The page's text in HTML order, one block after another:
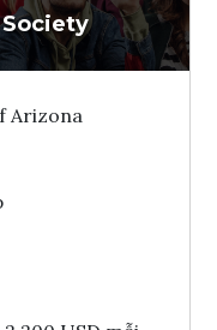
Society
Arizona